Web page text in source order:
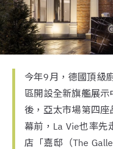
今年9月，德國頂級
區開設全新旗艦展
後，亞太市場第四
幕前，La Vie也率先
店「嘉邸（The